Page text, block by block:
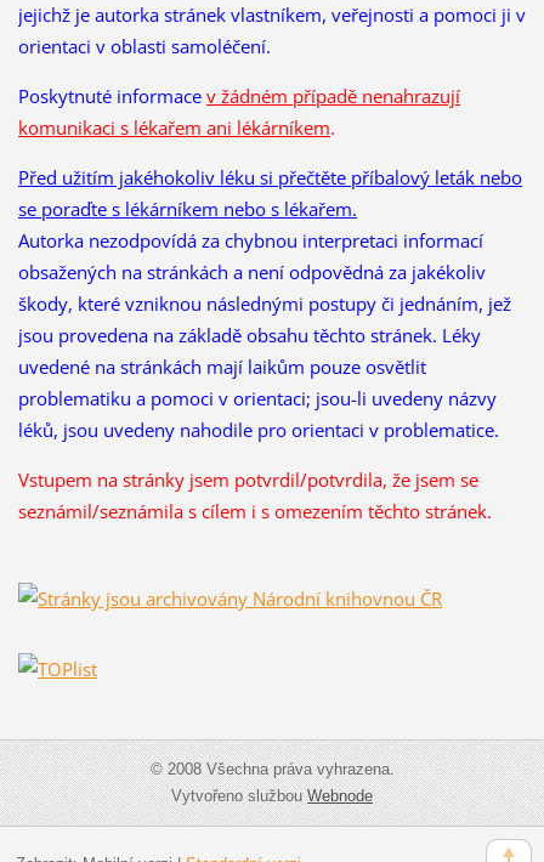
jejichž je autorka stránek vlastníkem, veřejnosti a pomoci ji v
orientaci v oblasti samoléčení.
Poskytnuté informace v žádném případě nenahrazují
komunikaci s lékařem ani lékárníkem.
Před užitím jakéhokoliv léku si přečtěte příbalový leták nebo
se poraďte s lékárníkem nebo s lékařem.
Autorka nezodpovídá za chybnou interpretaci informací
obsažených na stránkách a není odpovědná za jakékoliv
škody, které vzniknou následnými postupy či jednáním, jež
jsou provedena na základě obsahu těchto stránek. Léky
uvedené na stránkách mají laikům pouze osvětlit
problematiku a pomoci v orientaci; jsou-li uvedeny názvy
léků, jsou uvedeny nahodile pro orientaci v problematice.
Vstupem na stránky jsem potvrdil/potvrdila, že jsem se
seznámil/seznámila s cílem i s omezením těchto stránek.
© 2008 Všechna práva vyhrazena.
Vytvořeno službouWebnode